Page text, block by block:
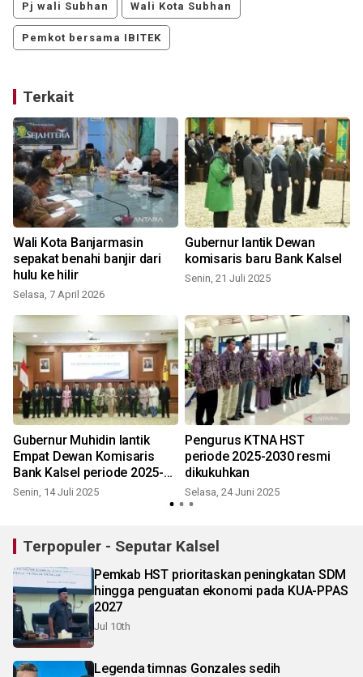
Pj wali Subhan Wali Kota Subhan
Pemkot bersama IBITEK
Terkait
Wali Kota Banjarmasin
sepakat benahi banjir dari
hulu ke hilir
Selasa, 7 April 2026
Gubernur lantik Dewan
komisaris baru Bank Kalsel
Senin, 21 Juli 2025
Gubernur Muhidin lantik
Empat Dewan Komisaris
Bank Kalsel periode 2025-
2030
Senin, 14 Juli 2025
Pengurus KTNA HST
periode 2025-2030 resmi
dikukuhkan
Selasa, 24 Juni 2025
Terpopuler - Seputar Kalsel
Pemkab HST prioritaskan peningkatan SDM
hingga penguatan ekonomi pada KUA-PPAS
2027
Jul 10th
Legenda timnas Gonzales sedih